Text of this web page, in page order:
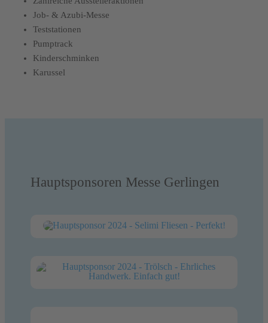
Job- & Azubi-Messe
Teststationen
Pumptrack
Kinderschminken
Karussel
Hauptsponsoren Messe Gerlingen